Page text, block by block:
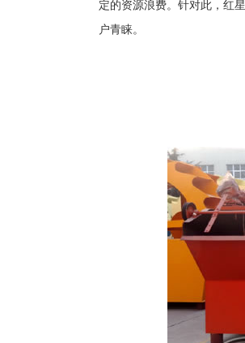
定的资源浪费。针对此，红
户青睐。